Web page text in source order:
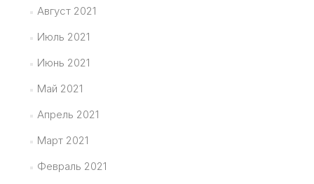
Август 2021
Июль 2021
Июнь 2021
Май 2021
Апрель 2021
Март 2021
Февраль 2021